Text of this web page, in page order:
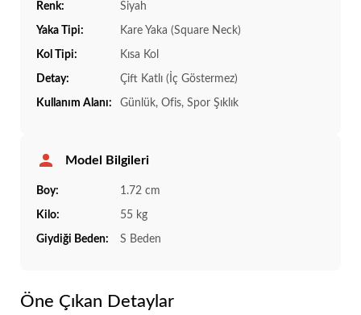
Renk: Siyah
Yaka Tipi: Kare Yaka (Square Neck)
Kol Tipi: Kısa Kol
Detay: Çift Katlı (İç Göstermez)
Kullanım Alanı: Günlük, Ofis, Spor Şıklık
Model Bilgileri
Boy: 1.72 cm
Kilo: 55 kg
Giydiği Beden: S Beden
Öne Çıkan Detaylar